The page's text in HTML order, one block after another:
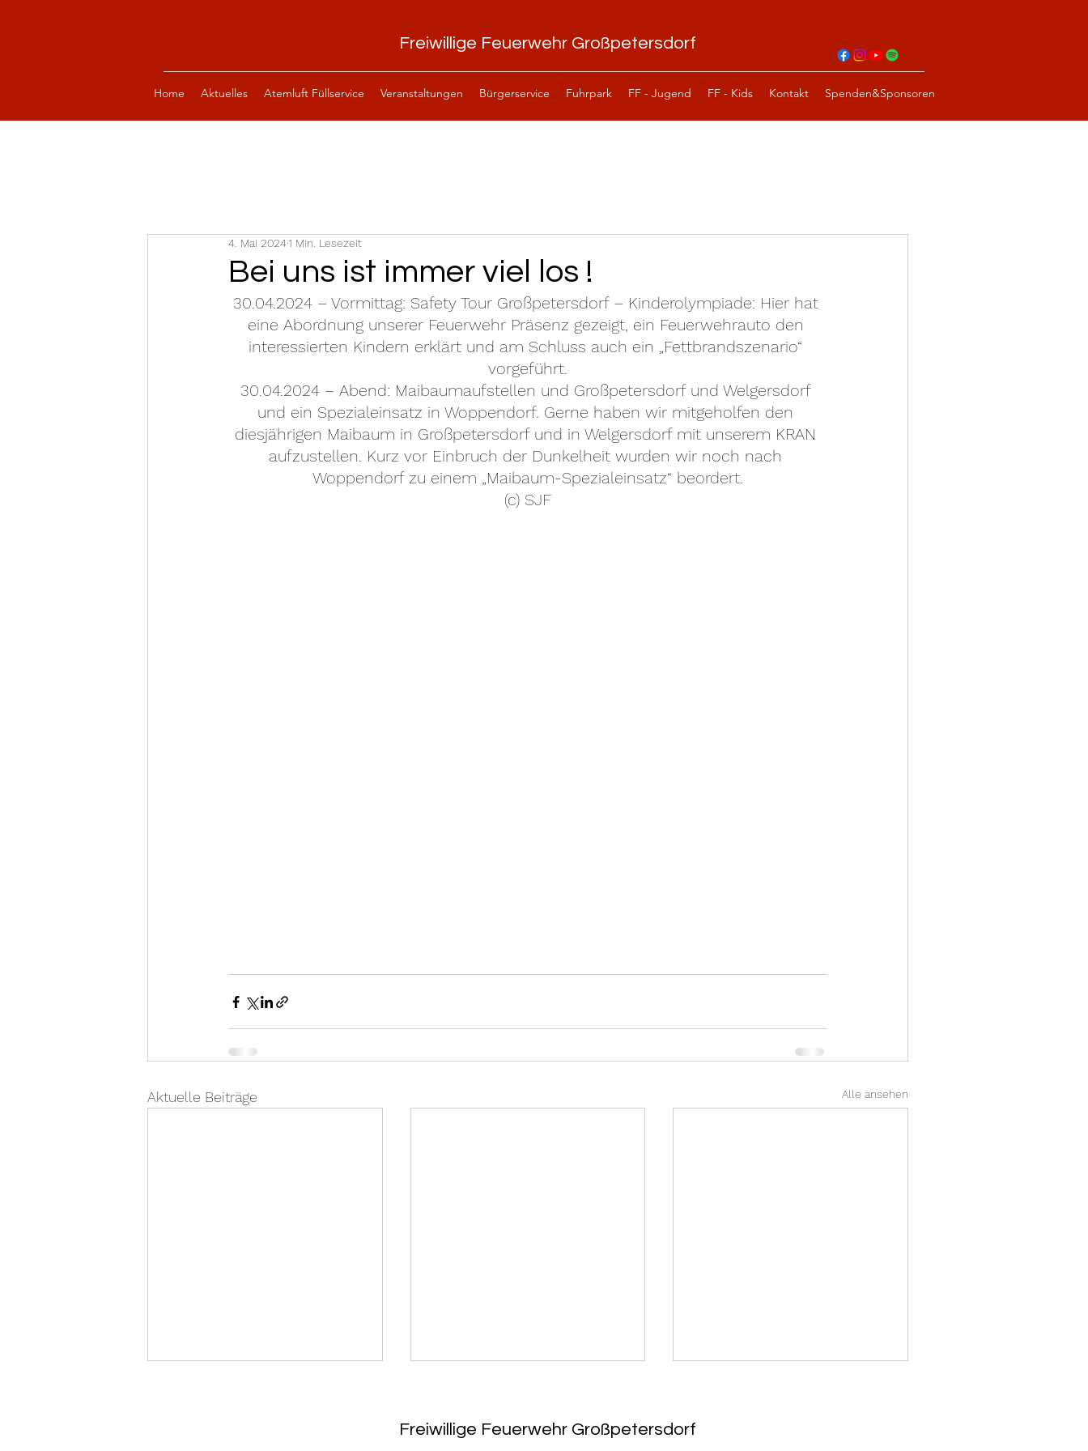
Freiwillige Feuerwehr Großpetersdorf
Home Aktuelles Atemluft Füllservice Veranstaltungen Bürgerservice Fuhrpark FF - Jugend FF - Kids Kontakt Spenden&Sponsoren
Bei uns ist immer viel los !
4. Mai 20241 Min. Lesezeit
30.04.2024 – Vormittag: Safety Tour Großpetersdorf – Kinderolympiade: Hier hat
eine Abordnung unserer Feuerwehr Präsenz gezeigt, ein Feuerwehrauto den
interessierten Kindern erklärt und am Schluss auch ein „Fettbrandszenario“
vorgeführt.
30.04.2024 – Abend: Maibaumaufstellen und Großpetersdorf und Welgersdorf
und ein Spezialeinsatz in Woppendorf. Gerne haben wir mitgeholfen den
diesjährigen Maibaum in Großpetersdorf und in Welgersdorf mit unserem KRAN
aufzustellen. Kurz vor Einbruch der Dunkelheit wurden wir noch nach
Woppendorf zu einem „Maibaum-Spezialeinsatz“ beordert.
(c) SJF
Aktuelle Beiträge Alle ansehen
Freiwillige Feuerwehr Großpetersdorf